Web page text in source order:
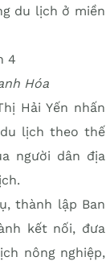
du lịch ở miền
Hóa
Hải Yến nhấn
lịch theo thế
người dân địa
thành lập Ban
kết nối, đưa
nông nghiệp,